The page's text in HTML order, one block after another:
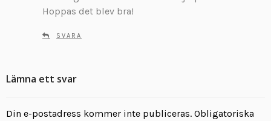
e
Hoppas det blev bra!
SVARA
Lämna ett svar
Din e-postadress kommer inte publiceras. Obligatoriska